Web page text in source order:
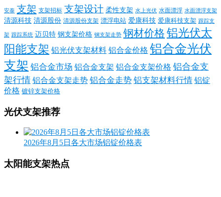
安泰 支架 支架招标 支架设计 柔性支架 水上光伏 水面漂浮 水面漂浮支架
清源科技 清源股份 清源股份支架 漂浮电站 爱康科技 爱康科技支架 跟踪支
架 跟踪系统 迈贝特 钢支架价格 钢支架走势 钢材价格 铝光伏太
阳能支架 铝光伏支架材料 铝合金价格 铝合金光伏
支架 铝合金市场 铝合金支架 铝合金支架价格 铝合金支
架行情 铝合金支架走势 铝合金走势 铝支架材料行情 铝锭
价格 镀锌支架价格
光伏支架推荐
2026年8月5日各大市场铝锭价格表
太阳能支架热点